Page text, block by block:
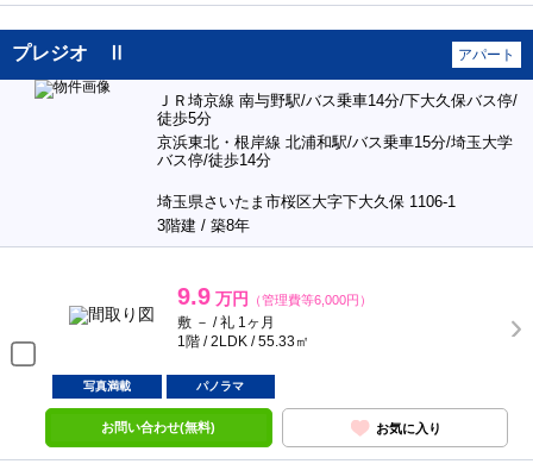
プレジオ Ⅱ アパート
ＪＲ埼京線 南与野駅/バス乗車14分/下大久保バス停/
徒歩5分
京浜東北・根岸線 北浦和駅/バス乗車15分/埼玉大学
バス停/徒歩14分
埼玉県さいたま市桜区大字下大久保 1106-1
3階建 / 築8年
9.9 万円 （管理費等6,000円）
敷 － / 礼 1ヶ月
1階 / 2LDK / 55.33㎡
写真満載 パノラマ
お問い合わせ(無料) お気に入り